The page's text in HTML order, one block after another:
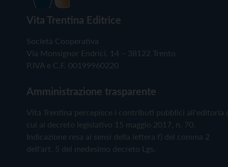
Vita Trentina Editrice
Società Cooperativa
Via Monsignor Endrici, 14 – 38122 Trento
P.IVA e C.F. 00199960220
Amministrazione trasparente
Vita Trentina percepisce i contributi pubblici all'editoria
cui al decreto legislativo 15 maggio 2017, n. 70.
Indicazione resa ai sensi della lettera f) del comma 2
dell'art. 5 del medesimo decreto Lgs.